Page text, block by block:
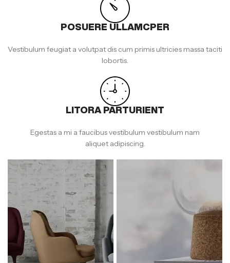
POSUERE ULLAMCPER
Vestibulum feugiat a volutpat dis cum primis ultricies massa taciti
lobortis.
LITORA PARTURIENT
Egestas a mi a faucibus vestibulum vestibulum nam
aliquet adipiscing.